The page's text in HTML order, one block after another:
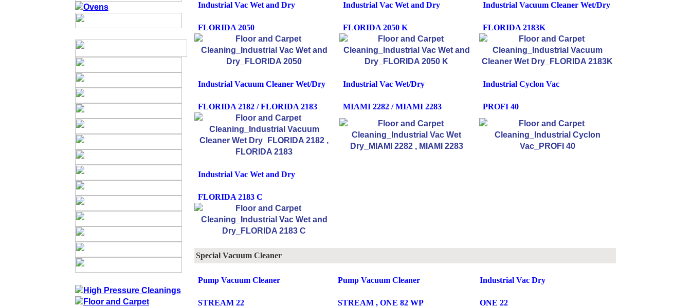
Industrial Vac Wet and Dry Industrial Vac Wet and Dry Industrial Vacuum Cleaner Wet/Dry
FLORIDA 2050 FLORIDA 2050 K FLORIDA 2183K
Industrial Vacuum Cleaner Wet/Dry Industrial Vac Wet/Dry Industrial Cyclon Vac
FLORIDA 2182 / FLORIDA 2183 MIAMI 2282 / MIAMI 2283 PROFI 40
Industrial Vac Wet and Dry
FLORIDA 2183 C
Special Vacuum Cleaner
Pump Vacuum Cleaner Pump Vacuum Cleaner Industrial Vac Dry
STREAM 22 STREAM , ONE 82 WP ONE 22